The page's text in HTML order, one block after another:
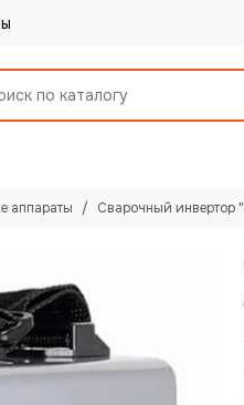
аппараты Сварочный